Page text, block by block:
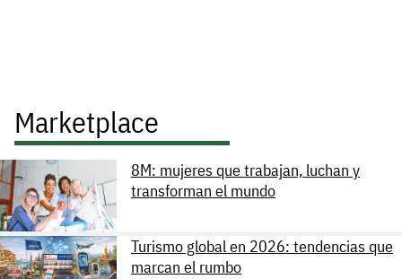
Marketplace
8M: mujeres que trabajan, luchan y
transforman el mundo
Turismo global en 2026: tendencias que
marcan el rumbo